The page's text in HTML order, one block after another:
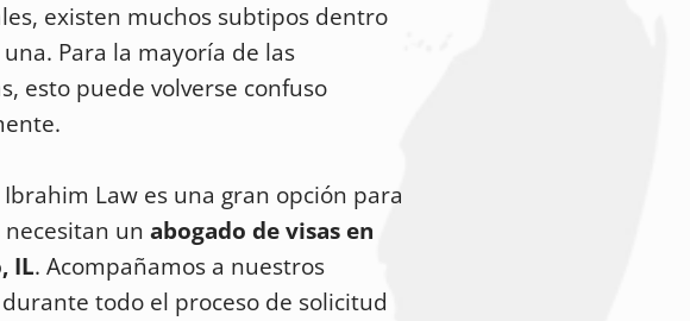
existen muchos subtipos dentro
Para la mayoría de las
esto puede volverse confuso
Ibrahim Law es una gran opción para
un abogado de visas en
IL. Acompañamos a nuestros
todo el proceso de solicitud